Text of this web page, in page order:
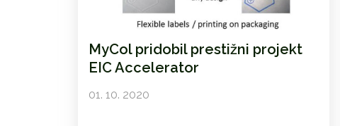
MyCol pridobil prestižni projekt
EIC Accelerator
01. 10. 2020